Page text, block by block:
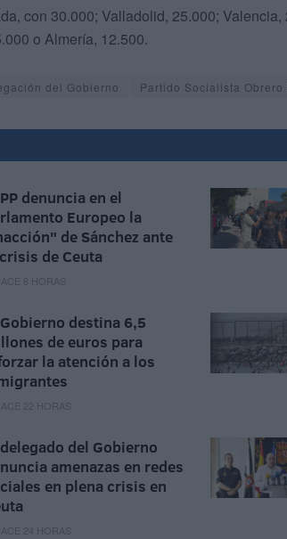
con 30.000; Valladolid, 25.000;
o Almería, 12.500.
del Gobierno Partido Socialista Obrero
denuncia en el
Europeo la
de Sánchez ante
de Ceuta
8 HORAS
destina 6,5
de euros para
la atención a los
22 HORAS
del Gobierno
amenazas en redes
en plena crisis en
24 HORAS